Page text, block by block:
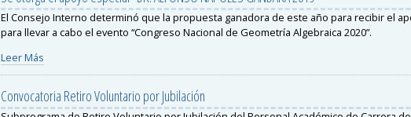
El Consejo Interno determinó que la propuesta ganadora de este año para recibir el
para llevar a cabo el evento “Congreso Nacional de Geometría Algebraica 2020”.
Leer Más
Convocatoria Retiro Voluntario por Jubilación